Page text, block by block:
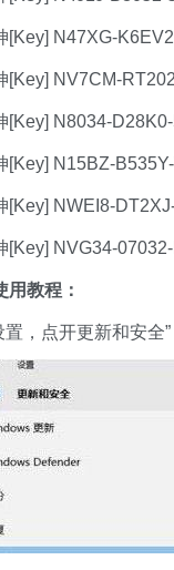
[Key] N47XG-
[Key] NV7CM-
[Key] N8034-
[Key] N15BZ-
[Key] NWEI8-
[Key] NVG34-
教程：
，点开更新和安全